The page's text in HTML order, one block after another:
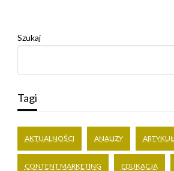
Szukaj
Tagi
AKTUALNOŚCI ANALIZY ARTYKUŁ
CONTENT MARKETING EDUKACJA